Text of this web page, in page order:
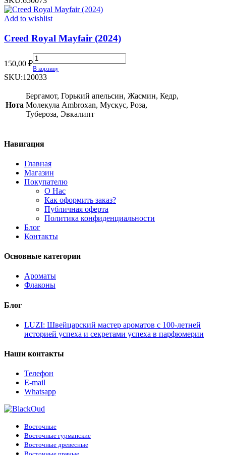
Add to wishlist
Creed Royal Mayfair (2024)
150,00 ₽
Creed
Royal
Mayfair
quantity
В корзину
SKU:120033
Нота
Бергамот, Горький апельсин, Жасмин, Кедр,
Молекула Ambroxan, Мускус, Роза,
Тубероза, Эвкалипт
Навигация
Главная
Магазин
Покупателю
О Нас
Как оформить заказ?
Публичная оферта
Политика конфиденциальности
Блог
Контакты
Основные категории
Ароматы
Флаконы
Блог
LUZI: Швейцарский мастер ароматов с 100-летней
историей успеха и секретами успеха в парфюмерии
Наши контакты
Телефон
E-mail
Whatsapp
Восточные
Восточные гурманские
Восточные древесные